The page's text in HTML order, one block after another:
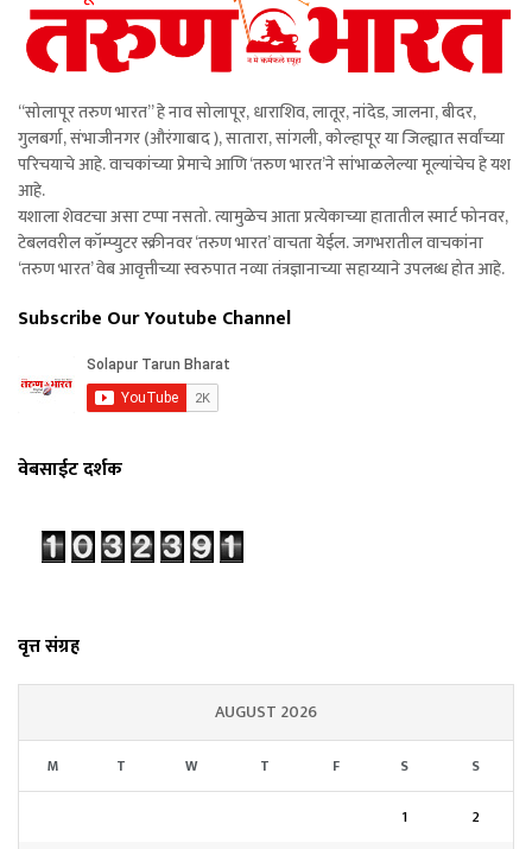
“सोलापूर तरुण भारत” हे नाव सोलापूर, धाराशिव, लातूर, नांदेड, जालना, बीदर,
गुलबर्गा, संभाजीनगर (औरंगाबाद ), सातारा, सांगली, कोल्हापूर या जिल्ह्यात सर्वांच्या
परिचयाचे आहे. वाचकांच्या प्रेमाचे आणि ‘तरुण भारत’ने सांभाळलेल्या मूल्यांचेच हे यश
आहे.
यशाला शेवटचा असा टप्पा नसतो. त्यामुळेच आता प्रत्येकाच्या हातातील स्मार्ट फोनवर,
टेबलवरील कॉम्प्युटर स्क्रीनवर ‘तरुण भारत’ वाचता येईल. जगभरातील वाचकांना
‘तरुण भारत’ वेब आवृत्तीच्या स्वरुपात नव्या तंत्रज्ञानाच्या सहाय्याने उपलब्ध होत आहे.
Subscribe Our Youtube Channel
वेबसाईट दर्शक
वृत्त संग्रह
AUGUST 2026
M T W T F S S
1 2